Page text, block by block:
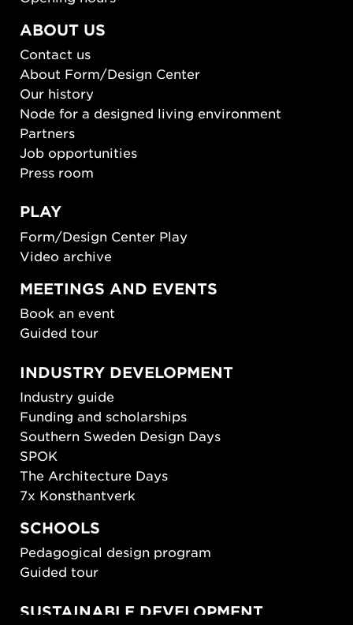
ABOUT US
Contact us
About Form/Design Center
Our history
Node for a designed living environment
Partners
Job opportunities
Press room
PLAY
Form/Design Center Play
Video archive
MEETINGS AND EVENTS
Book an event
Guided tour
INDUSTRY DEVELOPMENT
Industry guide
Funding and scholarships
Southern Sweden Design Days
SPOK
The Architecture Days
7x Konsthantverk
SCHOOLS
Pedagogical design program
Guided tour
SUSTAINABLE DEVELOPMENT